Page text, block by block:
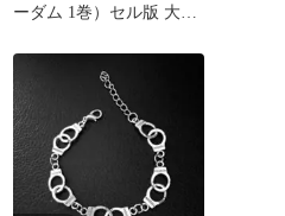
ーダム 1巻）セル版 大友